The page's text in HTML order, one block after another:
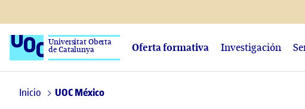
Universitat Oberta
de Catalunya Oferta formativa Investigación
Inicio UOC México